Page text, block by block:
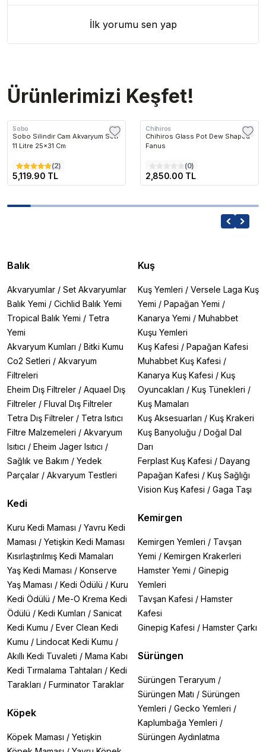
İlk yorumu sen yap
Ürünlerimizi Keşfet!
Sobo
Sobo Silindir Cam Akvaryum Seti
11 Litre 25x31 Cm
(2)
5,119.90 TL
Chihiros
Chihiros Glass Pot Dew Shaped
Fanus
(0)
2,850.00 TL
Balık
Akvaryumlar / Set Akvaryumlar
Balık Yemi / Cichlid Balık Yemi
Tropical Balık Yemi / Tetra
Yemi
Akvaryum Kumları / Bitki Kumu
Co2 Setleri / Akvaryum
Filtreleri
Eheim Dış Filtreler / Aquael Dış
Filtreler / Fluval Dış Filtreler
Tetra Dış Filtreler / Tetra Isıtıcı
Filtre Malzemeleri / Akvaryum
Isıtıcı / Eheim Jager Isıtıcı /
Sağlık ve Bakım / Yedek
Parçalar / Akvaryum Testleri
Kedi
Kuru Kedi Maması / Yavru Kedi
Maması / Yetişkin Kedi Maması
Kısırlaştırılmış Kedi Mamaları
Yaş Kedi Maması / Konserve
Yaş Maması / Kedi Ödülü / Kuru
Kedi Ödülü / Me-O Krema Kedi
Ödülü / Kedi Kumları / Sanicat
Kedi Kumu / Ever Clean Kedi
Kumu / Lindocat Kedi Kumu /
Akıllı Kedi Tuvaleti / Mama Kabı
Kedi Tırmalama Tahtaları / Kedi
Tarakları / Furminator Taraklar
Köpek
Köpek Maması / Yetişkin
Kuş
Kuş Yemleri / Versele Laga Kuş
Yemi / Papağan Yemi /
Kanarya Yemi / Muhabbet
Kuşu Yemleri
Kuş Kafesi / Papağan Kafesi
Muhabbet Kuş Kafesi /
Kanarya Kuş Kafesi / Kuş
Oyuncakları / Kuş Tünekleri /
Kuş Mamaları
Kuş Aksesuarları / Kuş Krakeri
Kuş Banyoluğu / Doğal Dal
Darı
Ferplast Kuş Kafesi / Dayang
Papağan Kafesi / Kuş Sağlığı
Vision Kuş Kafesi / Gaga Taşı
Kemirgen
Kemirgen Yemleri / Tavşan
Yemi / Kemirgen Krakerleri
Hamster Yemi / Ginepig
Yemleri
Tavşan Kafesi / Hamster
Kafesi
Ginepig Kafesi / Hamster Çarkı
Sürüngen
Sürüngen Teraryum /
Sürüngen Matı / Sürüngen
Yemleri / Gecko Yemleri /
Kaplumbağa Yemleri /
Sürüngen Aydınlatma